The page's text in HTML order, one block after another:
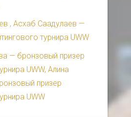
, Асхаб Саадулаев —
турнира UWW
— бронзовый призер
UWW, Алина
призер
UWW